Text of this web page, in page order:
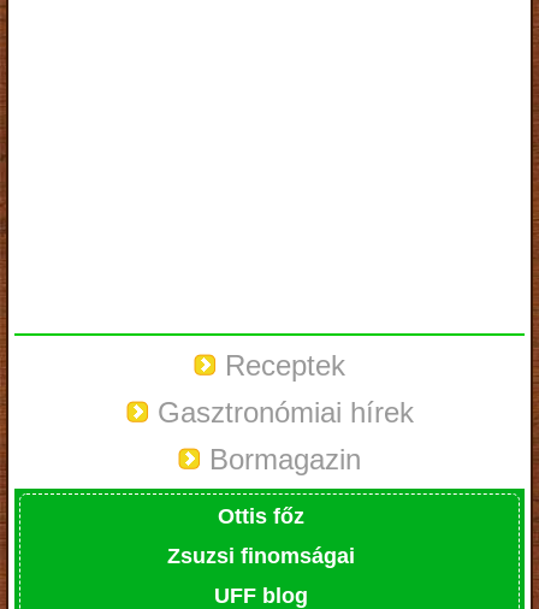
Receptek
Gasztronómiai hírek
Bormagazin
Ottis főz
Zsuzsi finomságai
UFF blog